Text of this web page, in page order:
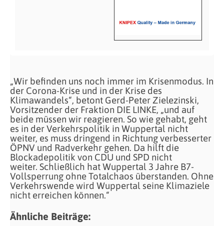
„Wir befinden uns noch immer im Krisenmodus. In
der Corona-Krise und in der Krise des
Klimawandels“, betont Gerd-Peter Zielezinski,
Vorsitzender der Fraktion DIE LINKE, „und auf
beide müssen wir reagieren. So wie gehabt, geht
es in der Verkehrspolitik in Wuppertal nicht
weiter, es muss dringend in Richtung verbesserter
ÖPNV und Radverkehr gehen. Da hilft die
Blockadepolitik von CDU und SPD nicht
weiter. Schließlich hat Wuppertal 3 Jahre B7-
Vollsperrung ohne Totalchaos überstanden. Ohne
Verkehrswende wird Wuppertal seine Klimaziele
nicht erreichen können.“
Ähnliche Beiträge: